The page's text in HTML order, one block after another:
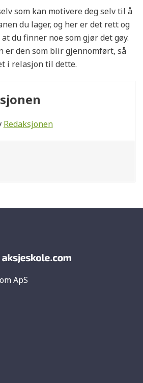
som kan motivere deg selv til å
du lager, og her er det rett og
du finner noe som gjør det gøy.
er den som blir gjennomført, så
i relasjon til dette.
Redaksjonen
ApS